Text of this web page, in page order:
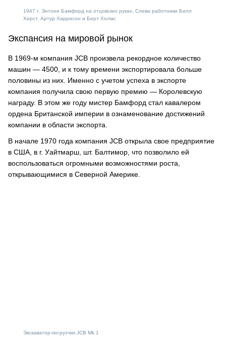
1947 г. Энтони Бамфорд на отцовских руках. Слева работники Билл
Херст, Артур Харрисон и Берт Холмс
Экспансия на мировой рынок
В 1969-м компания JCB произвела рекордное количество
машин — 4500, и к тому времени экспортировала больше
половины из них. Именно с учетом успеха в экспорте
компания получила свою первую премию — Королевскую
награду. В этом же году мистер Бамфорд стал кавалером
ордена Британской империи в ознаменование достижений
компании в области экспорта.
В начале 1970 года компания JCB открыла свое предприятие
в США, в г. Уайтмарш, шт. Балтимор, что позволило ей
воспользоваться огромными возможностями роста,
открывающимися в Северной Америке.
Экскаватор-погрузчик JCB Mk 1